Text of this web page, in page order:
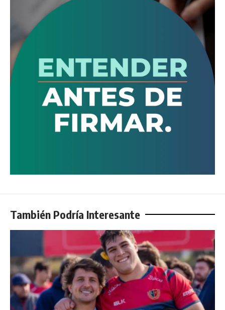
También Podría Interesante